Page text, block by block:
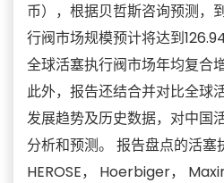
币），根据贝哲斯咨询预测，
行阀市场规模预计将达到
全球活塞执行阀市场年均复合
此外，报告还结合并对比全球
发展趋势及历史数据，对中国
分析和预测。 报告盘点的活
HEROSE， Hoerbiger，